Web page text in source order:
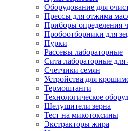
Оборудование для
Прессы для отжима
Приборы определения
Пробоотборники для
Пурки
Рассевы лабораторные
Сита лабораторные для
Счетчики семян
Устройства для
Термоштанги
Технологическое
Шелушители зерна
Тест на микотоксины
Экстракторы жира